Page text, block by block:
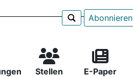
Abonnieren
Stellen E-Paper